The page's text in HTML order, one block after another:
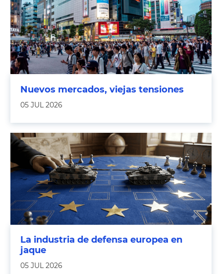
Nuevos mercados, viejas tensiones
05 JUL 2026
La industria de defensa europea en
jaque
05 JUL 2026